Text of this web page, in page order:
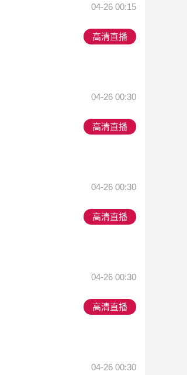
04-26 00:15
高清直播
04-26 00:30
高清直播
04-26 00:30
高清直播
04-26 00:30
高清直播
04-26 00:30